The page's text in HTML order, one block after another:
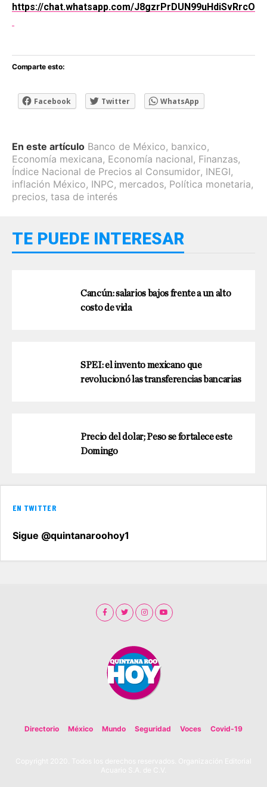
https://chat.whatsapp.com/J8gzrPrDUN99uHdiSvRrcO
Comparte esto:
Facebook Twitter WhatsApp
En este artículo Banco de México, banxico,
Economía mexicana, Economía nacional, Finanzas,
Índice Nacional de Precios al Consumidor, INEGI,
inflación México, INPC, mercados, Política monetaria,
precios, tasa de interés
TE PUEDE INTERESAR
Cancún: salarios bajos frente a un alto
costo de vida
SPEI: el invento mexicano que
revolucionó las transferencias bancarias
Precio del dolar; Peso se fortalece este
Domingo
EN TWITTER
Sigue @quintanaroohoy1
Directorio México Mundo Seguridad Voces Covid-19